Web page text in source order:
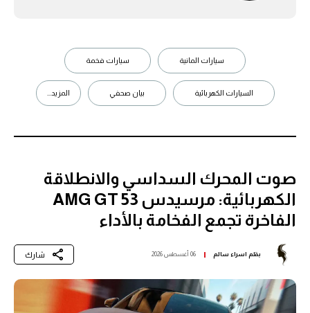
سيارات المانية سيارات فخمة
السيارات الكهربائية بيان صحفي المزيد...
صوت المحرك السداسي والانطلاقة
الكهربائية: مرسيدس AMG GT 53
الفاخرة تجمع الفخامة بالأداء
بقلم اسراء سالم 06 أغسطس 2026 شارك